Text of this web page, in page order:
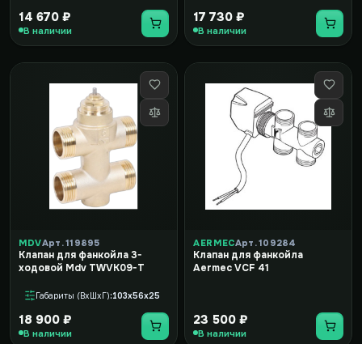
14 670 ₽
В наличии
17 730 ₽
В наличии
MDVАрт. 119895
Клапан для фанкойла 3-
ходовой Mdv TWVK09-T
Габариты (ВxШxГ) 103x56x25
18 900 ₽
В наличии
AERMECАрт. 109284
Клапан для фанкойла
Aermec VCF 41
23 500 ₽
В наличии